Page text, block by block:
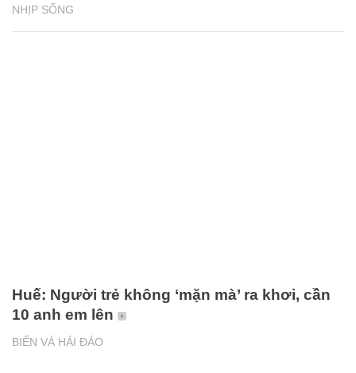
NHỊP SỐNG
BIỂN VÀ HẢI ĐẢO
Huế: Người trẻ không ‘mặn mà’ ra khơi, cần
10 anh em lên